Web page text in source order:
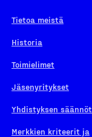
Tietoa meistä
Historia
Toimielimet
Jäsenyritykset
Yhdistyksen säännöt
Merkkien kriteerit ja